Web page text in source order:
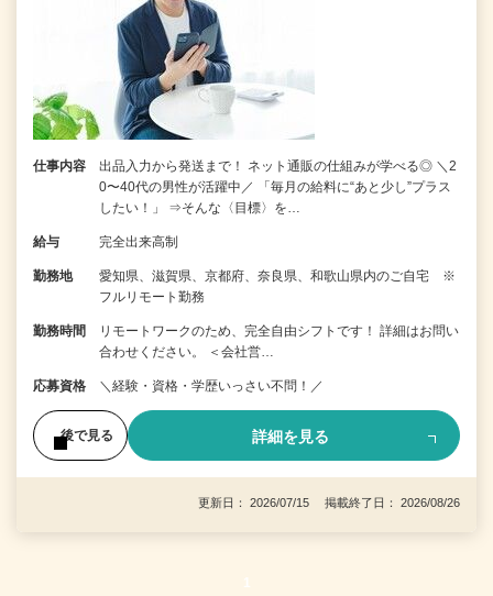
仕事内容
出品入力から発送まで！ ネット通販の仕組みが学べる◎ ＼2
0〜40代の男性が活躍中／ 「毎月の給料に“あと少し”プラス
したい！」 ⇒そんな〈目標〉を…
給与 完全出来高制
勤務地
愛知県、滋賀県、京都府、奈良県、和歌山県内のご自宅 ※
フルリモート勤務
勤務時間
リモートワークのため、完全自由シフトです！ 詳細はお問い
合わせください。 ＜会社営…
応募資格 ＼経験・資格・学歴いっさい不問！／
後で見る 詳細を見る
更新日： 2026/07/15 掲載終了日： 2026/08/26
1